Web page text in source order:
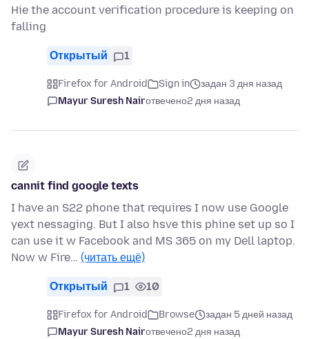
Hie the account verification procedure is keeping on
falling
Открытый 1
Firefox for Android Sign in
задан 3 дня назад
Mayur Suresh Nairотвечено2 дня назад
cannit find google texts
I have an S22 phone that requires I now use Google
yext nessaging. But I also hsve this phine set up so I
can use it w Facebook and MS 365 on my Dell laptop.
Now w Fire… (читать ещё)
Открытый 1 10
Firefox for Android Browse
задан 5 дней назад
Mayur Suresh Nairотвечено2 дня назад